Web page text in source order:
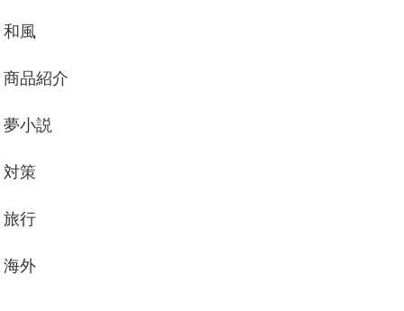
和風
商品紹介
夢小説
対策
旅行
海外